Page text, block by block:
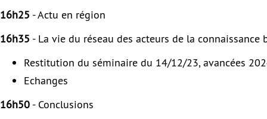
16h25 - Actu en région
16h35 - La vie du réseau des acteurs de la connaissance
Restitution du séminaire du 14/12/23, avancées
Echanges
16h50 - Conclusions